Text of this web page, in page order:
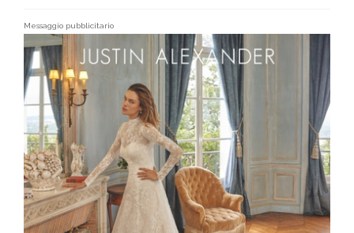
Messaggio pubblicitario